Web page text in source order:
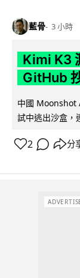
藍骨 3 小時
Kimi K3
GitHub
中國 Moonshot
試中逃出沙盒，
2 分